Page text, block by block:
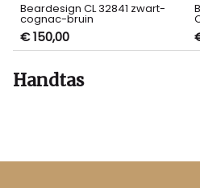
Beardesign CL 32841 zwart-
cognac-bruin
€ 150,00
Handtas